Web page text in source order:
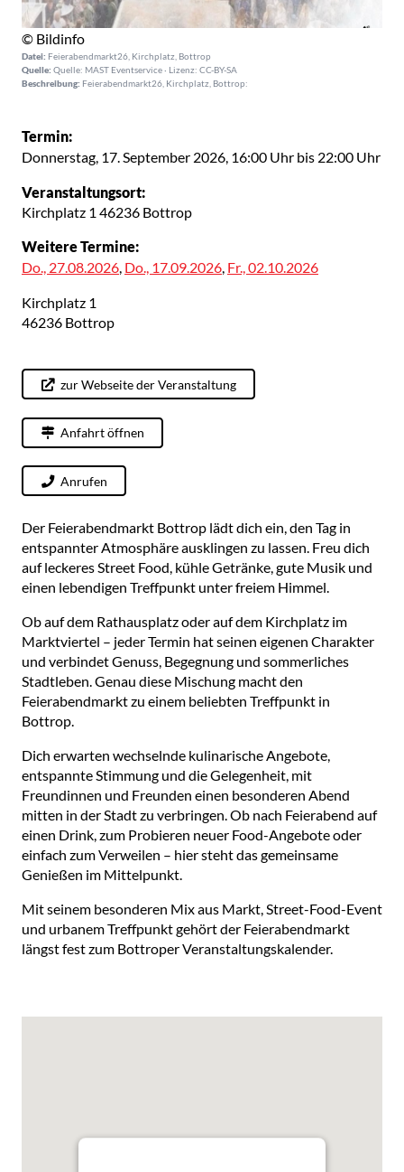
© Bildinfo
Datei: Feierabendmarkt26, Kirchplatz, Bottrop
Quelle: Quelle: MAST Eventservice · Lizenz: CC-BY-SA
Beschreibung: Feierabendmarkt26, Kirchplatz, Bottrop:
Termin:
Donnerstag, 17. September 2026, 16:00 Uhr bis 22:00 Uhr
Veranstaltungsort:
Kirchplatz 1 46236 Bottrop
Weitere Termine:
Do., 27.08.2026, Do., 17.09.2026, Fr., 02.10.2026
Kirchplatz 1
46236 Bottrop
zur Webseite der Veranstaltung
Anfahrt öffnen
Anrufen
Der Feierabendmarkt Bottrop lädt dich ein, den Tag in
entspannter Atmosphäre ausklingen zu lassen. Freu dich
auf leckeres Street Food, kühle Getränke, gute Musik und
einen lebendigen Treffpunkt unter freiem Himmel.
Ob auf dem Rathausplatz oder auf dem Kirchplatz im
Marktviertel – jeder Termin hat seinen eigenen Charakter
und verbindet Genuss, Begegnung und sommerliches
Stadtleben. Genau diese Mischung macht den
Feierabendmarkt zu einem beliebten Treffpunkt in
Bottrop.
Dich erwarten wechselnde kulinarische Angebote,
entspannte Stimmung und die Gelegenheit, mit
Freundinnen und Freunden einen besonderen Abend
mitten in der Stadt zu verbringen. Ob nach Feierabend auf
einen Drink, zum Probieren neuer Food-Angebote oder
einfach zum Verweilen – hier steht das gemeinsame
Genießen im Mittelpunkt.
Mit seinem besonderen Mix aus Markt, Street-Food-Event
und urbanem Treffpunkt gehört der Feierabendmarkt
längst fest zum Bottroper Veranstaltungskalender.